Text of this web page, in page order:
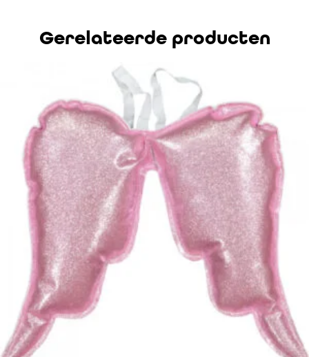
Gerelateerde producten